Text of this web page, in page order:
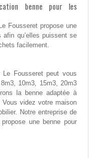
benne pour les
Fousseret propose une
afin qu’elles puissent se
facilement.
Le Fousseret peut vous
10m3, 15m3, 20m3
la benne adaptée à
videz votre maison
Notre entreprise de
une benne pour